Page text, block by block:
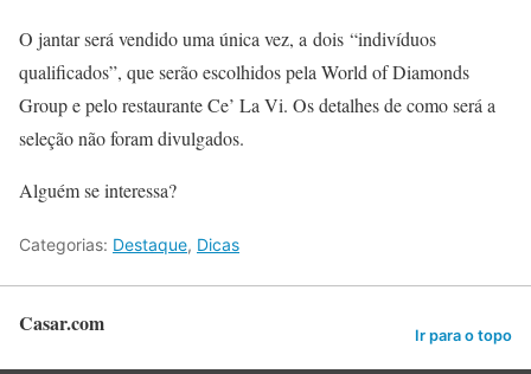
O jantar será vendido uma única vez, a dois “indivíduos
qualificados”, que serão escolhidos pela World of Diamonds
Group e pelo restaurante Ce’ La Vi. Os detalhes de como será a
seleção não foram divulgados.
Alguém se interessa?
Categorias: Destaque, Dicas
Casar.com Ir para o topo